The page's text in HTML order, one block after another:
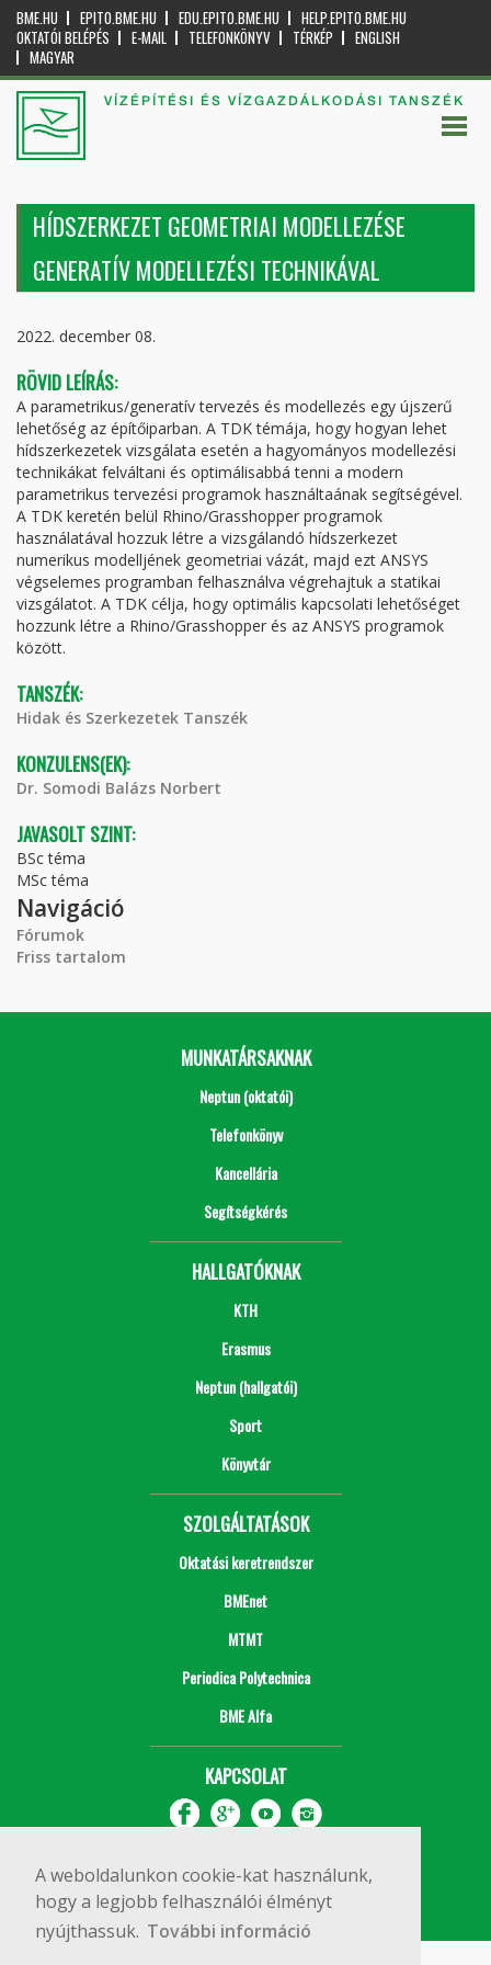
A weboldalunkon cookie-kat használunk,
hogy a legjobb felhasználói élményt
nyújthassuk. További információ
BME.HU EPITO.BME.HU EDU.EPITO.BME.HU
HELP.EPITO.BME.HU
OKTATÓI BELÉPÉS
E-MAIL TELEFONKÖNYV TÉRKÉP
ENGLISH
MAGYAR
VÍZÉPÍTÉSI ÉS VÍZGAZDÁLKODÁSI TANSZÉK
HÍDSZERKEZET GEOMETRIAI MODELLEZÉSE
GENERATÍV MODELLEZÉSI TECHNIKÁVAL
2022. december 08.
RÖVID LEÍRÁS:
A parametrikus/generatív tervezés és modellezés egy újszerű
lehetőség az építőiparban. A TDK témája, hogy hogyan lehet
hídszerkezetek vizsgálata esetén a hagyományos modellezési
technikákat felváltani és optimálisabbá tenni a modern
parametrikus tervezési programok használtaának segítségével.
A TDK keretén belül Rhino/Grasshopper programok
használatával hozzuk létre a vizsgálandó hídszerkezet
numerikus modelljének geometriai vázát, majd ezt ANSYS
végselemes programban felhasználva végrehajtuk a statikai
vizsgálatot. A TDK célja, hogy optimális kapcsolati lehetőséget
hozzunk létre a Rhino/Grasshopper és az ANSYS programok
között.
TANSZÉK:
Hidak és Szerkezetek Tanszék
KONZULENS(EK):
Dr. Somodi Balázs Norbert
JAVASOLT SZINT:
BSc téma
MSc téma
Navigáció
Fórumok
Friss tartalom
MUNKATÁRSAKNAK
Neptun (oktatói)
Telefonkönyv
Kancellária
Segítségkérés
HALLGATÓKNAK
KTH
Erasmus
Neptun (hallgatói)
Sport
Könyvtár
SZOLGÁLTATÁSOK
Oktatási keretrendszer
BMEnet
MTMT
Periodica Polytechnica
BME Alfa
KAPCSOLAT